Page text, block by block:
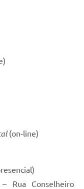
(on-line)
Rua Conselheiro